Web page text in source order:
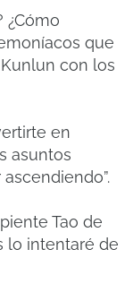
¿Cómo
que
con los
en
asuntos
Tao de
lo intentaré de